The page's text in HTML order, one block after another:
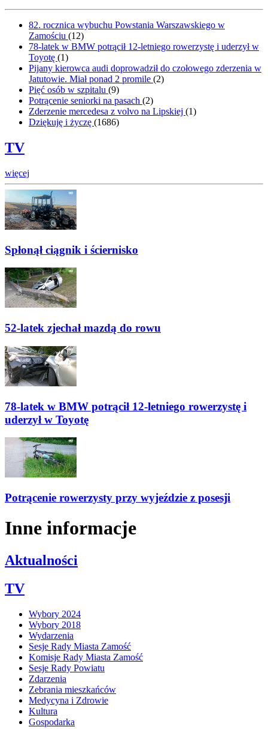
82. rocznica wybuchu Powstania Warszawskiego w
Zamościu (12)
78-latek w BMW potrącił 12-letniego rowerzystę i uderzył w
Toyotę (1)
Pijany kierowca audi doprowadził do czołowego zderzenia w
Jatutowie. Miał ponad 2 promile (2)
Pięć osób w szpitalu (9)
Potrącenie seniorki na pasach (2)
Zderzenie mercedesa z volvo na Lipskiej (1)
Dziękuję i życzę (1686)
TV
więcej
Spłonął ciągnik i ściernisko
52-latek zjechał mazdą do rowu
78-latek w BMW potrącił 12-letniego rowerzystę i
uderzył w Toyotę
Potrącenie rowerzysty przy wyjeździe z posesji
Inne informacje
Aktualności
TV
Wybory 2024
Wybory 2018
Wydarzenia
Sesje Rady Miasta Zamość
Komisje Rady Miasta Zamość
Sesje Rady Powiatu
Zdarzenia
Zebrania mieszkańców
Medycyna i Zdrowie
Kultura
Gospodarka